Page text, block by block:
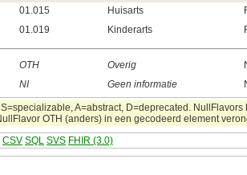
01.015 Huisarts
01.019 Kinderarts
OTH Overig
NI Geen informatie
A=abstract, D=deprecated.
OTH (anders) in een gecodeerd element
CSV SQL SVS FHIR (3.0)